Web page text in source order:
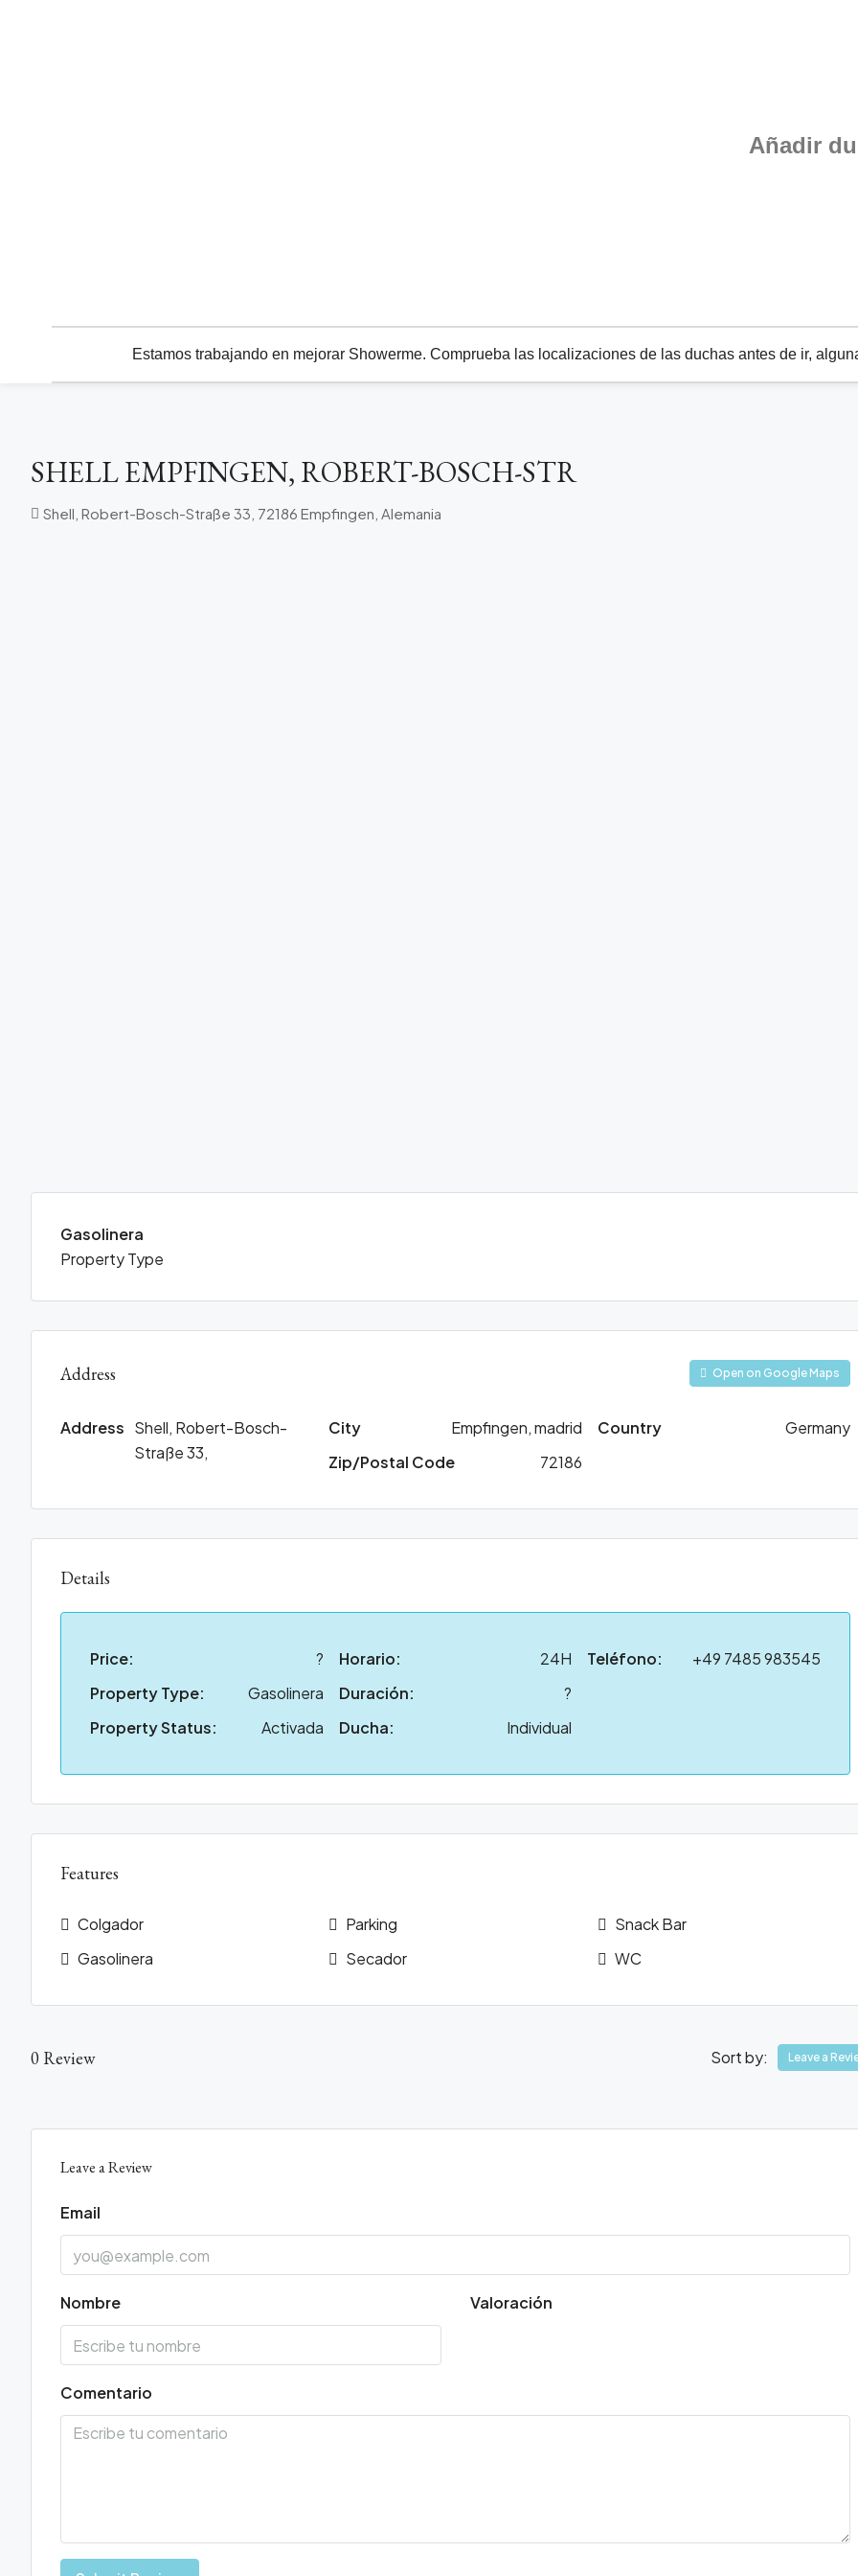
Añadir
Estamos trabajando en mejorar Showerme. Comprueba las localizaciones de las duchas antes de ir,
SHELL EMPFINGEN, ROBERT-BOSCH-STR
Shell, Robert-Bosch-Straße 33, 72186 Empfingen, Alemania
Gasolinera
Property Type
Address Open on Google Maps
Address Shell, Robert-Bosch-
Straße 33,
City
Empfingen, madrid
Zip/Postal Code
72186
Country Germany
Details
Price:
?
Property Type:
Gasolinera
Property Status:
Activada
Horario:
24H
Duración:
?
Ducha:
Individual
Teléfono: +49 7485 983545
Features
Colgador
Gasolinera
Parking
Secador
Snack Bar
WC
0 Review Sort by: Leave a
Leave a Review
Email
Nombre Valoración
Comentario